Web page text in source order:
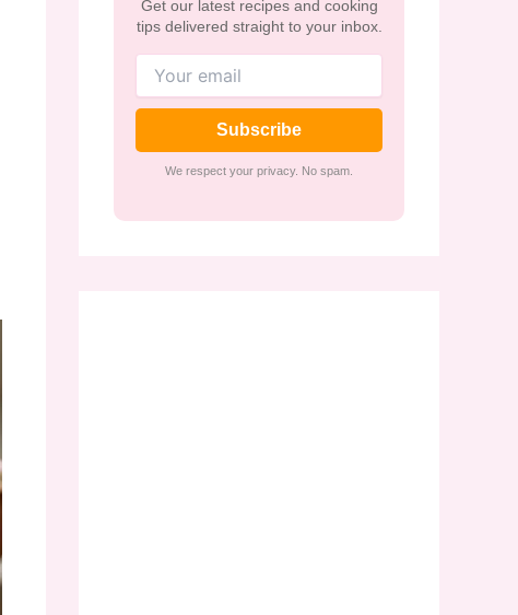
Get our latest recipes and cooking
tips delivered straight to your inbox.
Subscribe
We respect your privacy. No spam.